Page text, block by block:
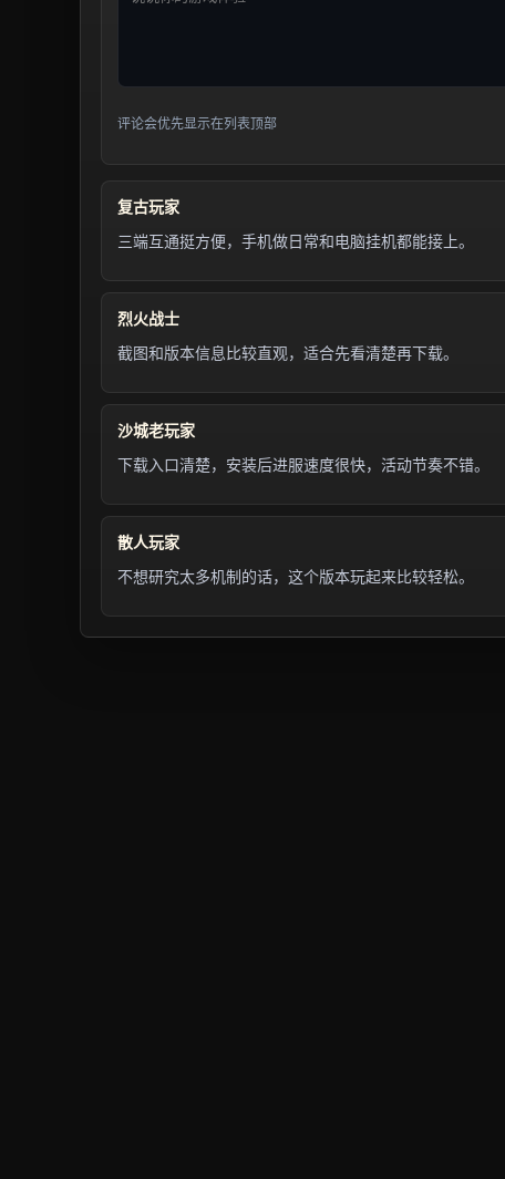
评论会优先显示在列表顶部
复古玩家
三端互通挺方便，手机做日常和电脑挂机都能接上。
烈火战士
截图和版本信息比较直观，适合先看清楚再下载。
沙城老玩家
下载入口清楚，安装后进服速度很快，活动节奏不错。
散人玩家
不想研究太多机制的话，这个版本玩起来比较轻松。